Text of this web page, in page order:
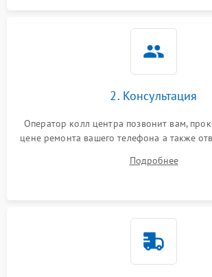
2. Консультация
Оператор колл центра позвонит вам,
цене ремонта вашего телефона а также
Подробнее